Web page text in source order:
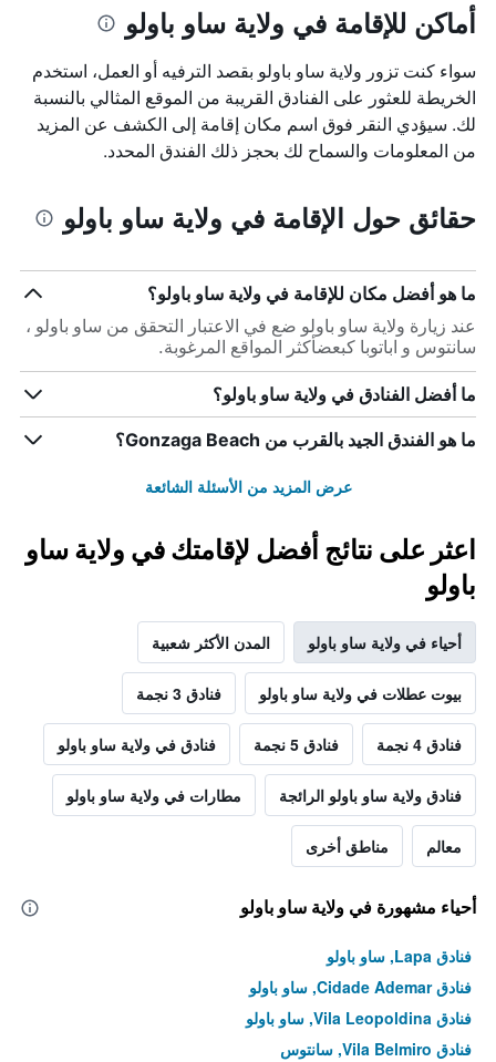
أماكن للإقامة في ولاية ساو باولو
سواء كنت تزور ولاية ساو باولو بقصد الترفيه أو العمل، استخدم
الخريطة للعثور على الفنادق القريبة من الموقع المثالي بالنسبة
لك. سيؤدي النقر فوق اسم مكان إقامة إلى الكشف عن المزيد
من المعلومات والسماح لك بحجز ذلك الفندق المحدد.
حقائق حول الإقامة في ولاية ساو باولو
ما هو أفضل مكان للإقامة في ولاية ساو باولو؟
عند زيارة ولاية ساو باولو ضع في الاعتبار التحقق من ساو باولو ،
سانتوس و اباتوبا كبعضأكثر المواقع المرغوبة.
ما أفضل الفنادق في ولاية ساو باولو؟
ما هو الفندق الجيد بالقرب من Gonzaga Beach؟
عرض المزيد من الأسئلة الشائعة
اعثر على نتائج أفضل لإقامتك في ولاية ساو
باولو
أحياء في ولاية ساو باولو المدن الأكثر شعبية
بيوت عطلات في ولاية ساو باولو فنادق 3 نجمة
فنادق 4 نجمة فنادق 5 نجمة فنادق في ولاية ساو باولو
فنادق ولاية ساو باولو الرائجة مطارات في ولاية ساو باولو
معالم مناطق أخرى
أحياء مشهورة في ولاية ساو باولو
فنادق Lapa, ساو باولو
فنادق Cidade Ademar, ساو باولو
فنادق Vila Leopoldina, ساو باولو
فنادق Vila Belmiro, سانتوس